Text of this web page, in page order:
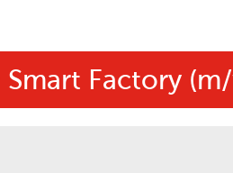
Factory